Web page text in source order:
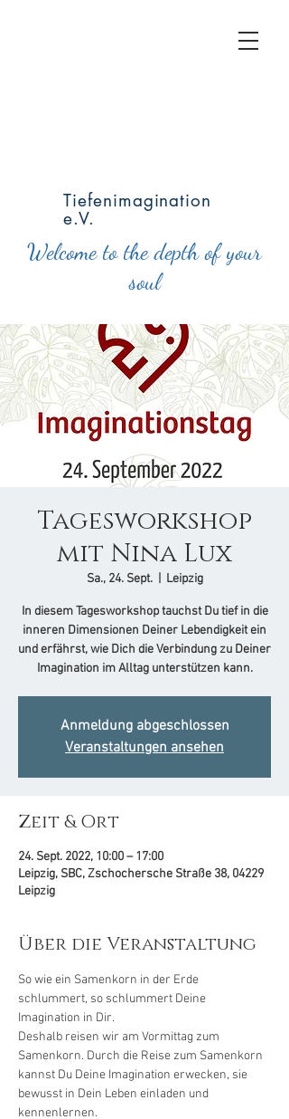
Welcome to the depth of your
soul
Tiefenimagination
e.V.
Tagesworkshop
mit Nina Lux
Sa., 24. Sept.
  |
Leipzig
In diesem Tagesworkshop tauchst Du tief in die
inneren Dimensionen Deiner Lebendigkeit ein
und erfährst, wie Dich die Verbindung zu Deiner
Imagination im Alltag unterstützen kann.
Anmeldung abgeschlossen
Veranstaltungen ansehen
Zeit & Ort
24. Sept. 2022, 10:00 – 17:00
Leipzig, SBC, Zschochersche Straße 38, 04229
Leipzig
Über die Veranstaltung
So wie ein Samenkorn in der Erde
schlummert, so schlummert Deine
Imagination in Dir.
Deshalb reisen wir am Vormittag zum
Samenkorn. Durch die Reise zum Samenkorn
kannst Du Deine Imagination erwecken, sie
bewusst in Dein Leben einladen und
kennenlernen.